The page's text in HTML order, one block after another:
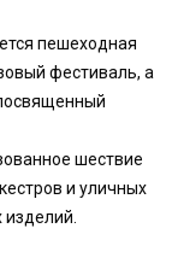
пешеходная
фестиваль, а
шествие
и уличных